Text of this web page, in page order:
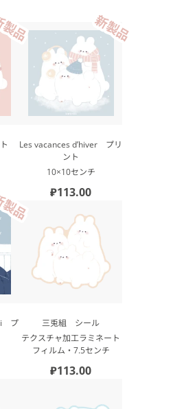
品
Les vacances d’hiver プリ
ント
10×10センチ
₽113.00
新製品
プ
品
三兎組 シール
テクスチャ加工ラミネート
フィルム・7.5センチ
₽113.00